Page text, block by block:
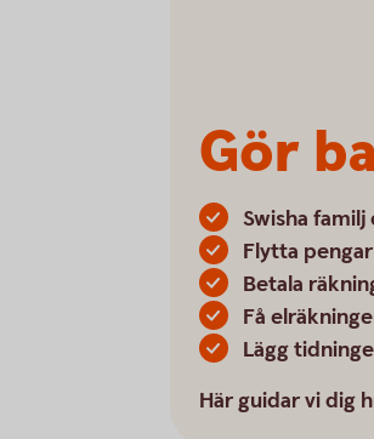
Gör
Swisha
Flytta
Betala
Få
Lägg
Här guidar vi dig